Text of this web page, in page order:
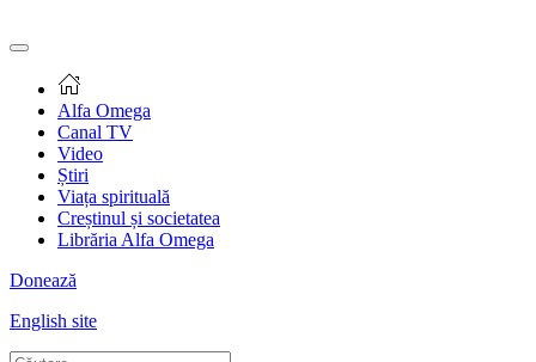
Alfa Omega
Canal TV
Video
Știri
Viața spirituală
Creștinul și societatea
Librăria Alfa Omega
Donează
English site